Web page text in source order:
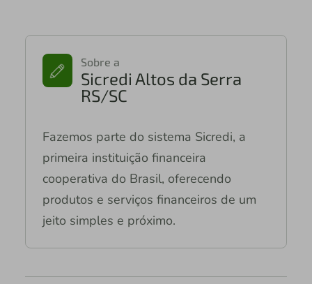
Sobre a
Sicredi Altos da Serra
RS/SC
Fazemos parte do sistema Sicredi, a
primeira instituição financeira
cooperativa do Brasil, oferecendo
produtos e serviços financeiros de um
jeito simples e próximo.